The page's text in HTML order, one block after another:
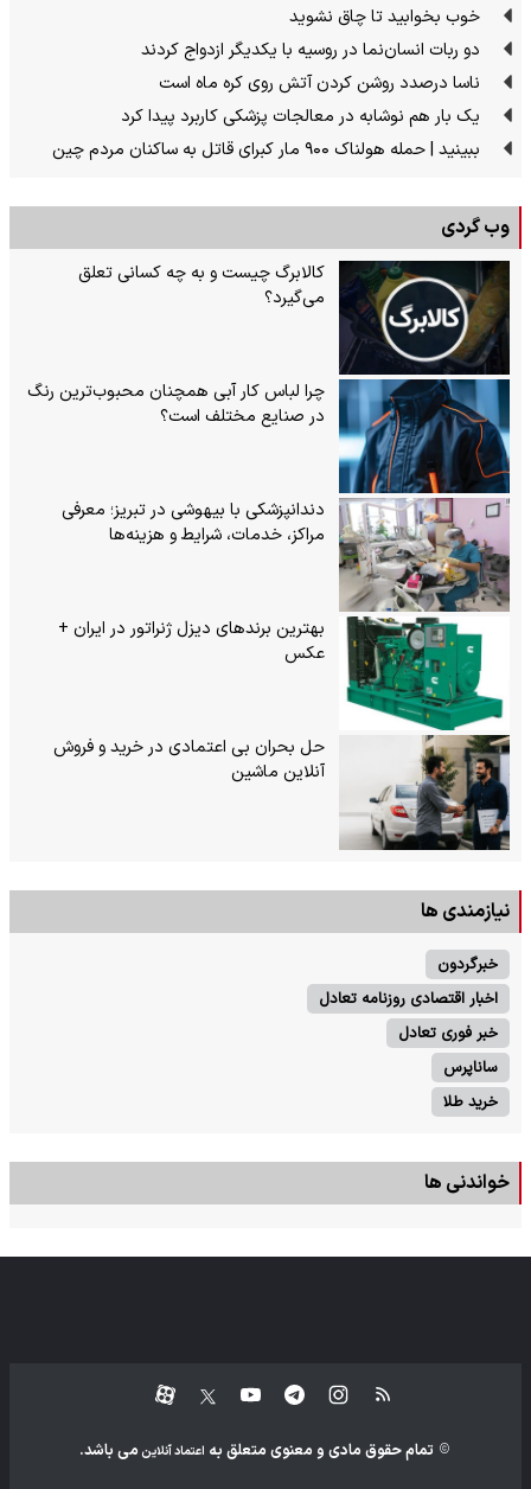
خوب بخوابید تا چاق نشوید
دو ربات انسان‌نما در روسیه با یکدیگر ازدواج کردند
ناسا درصدد روشن کردن آتش روی کره ماه است
یک بار هم نوشابه در معالجات پزشکی کاربرد پیدا کرد
ببینید | حمله هولناک ۹۰۰ مار کبرای قاتل به ساکنان مردم چین
وب گردی
کالابرگ چیست و به چه کسانی تعلق
می‌گیرد؟
چرا لباس کار آبی همچنان محبوب‌ترین رنگ
در صنایع مختلف است؟
دندانپزشکی با بیهوشی در تبریز؛ معرفی
مراکز، خدمات، شرایط و هزینه‌ها
بهترین برندهای دیزل ژنراتور در ایران +
عکس
حل بحران بی‌ اعتمادی در خرید و فروش
آنلاین ماشین
نیازمندی ها
خبرگردون
اخبار اقتصادی روزنامه تعادل
خبر فوری تعادل
ساناپرس
خرید طلا
خواندنی ها
تمام حقوق مادی و معنوی متعلق به اعتماد آنلاین می باشد.